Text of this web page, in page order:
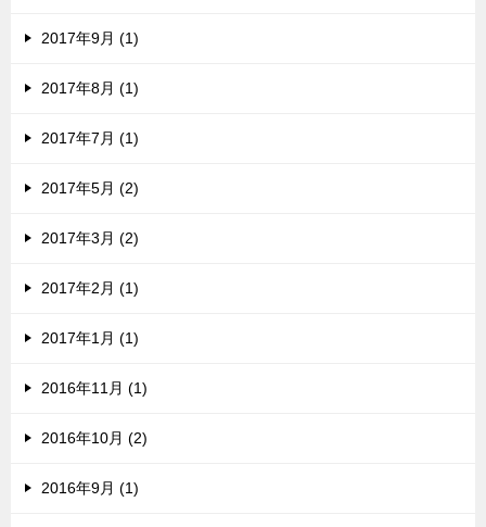
2017年9月 (1)
2017年8月 (1)
2017年7月 (1)
2017年5月 (2)
2017年3月 (2)
2017年2月 (1)
2017年1月 (1)
2016年11月 (1)
2016年10月 (2)
2016年9月 (1)